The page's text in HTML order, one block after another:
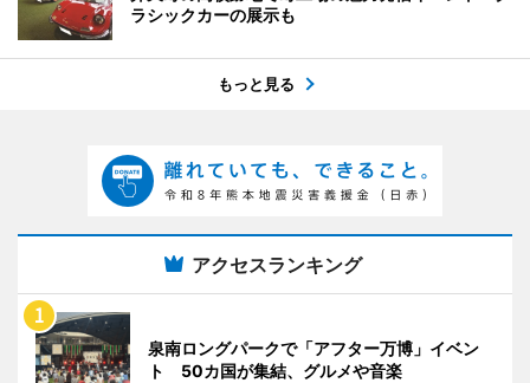
ラシックカーの展示も
もっと見る
アクセスランキング
泉南ロングパークで「アフター万博」イベン
ト 50カ国が集結、グルメや音楽